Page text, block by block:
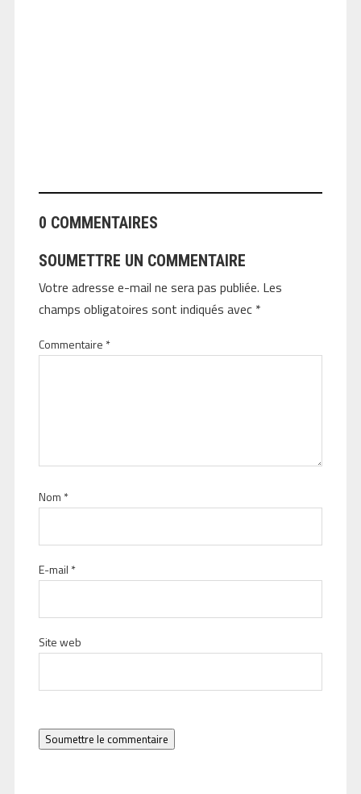
0 COMMENTAIRES
SOUMETTRE UN COMMENTAIRE
Votre adresse e-mail ne sera pas publiée. Les
champs obligatoires sont indiqués avec *
Commentaire *
Nom *
E-mail *
Site web
Soumettre le commentaire